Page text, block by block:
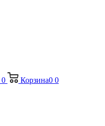
0 Корзина0 0